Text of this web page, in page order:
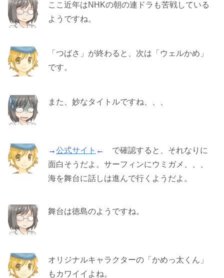
ここ近年はNHKの朝の連ドラも苦戦している
ようですね。
「つばさ」が終わると、次は「ウェルかめ」
です。
また、妙なタイトルですね、、、
→公式サイト ←
で確認すると、それなりに
面白そうだよ。サーフィンにウミガメ、、、
海を舞台に話しは進んで行くようだよ。
舞台は徳島のようですね。
オリジナルキャラクターの「かめっ太くん」
もカワイイよね。